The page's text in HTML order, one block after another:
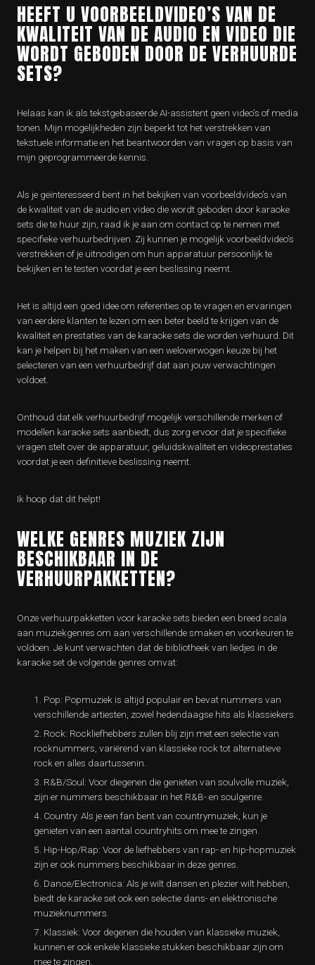
HEEFT U VOORBEELDVIDEO’S VAN DE
KWALITEIT VAN DE AUDIO EN VIDEO DIE
WORDT GEBODEN DOOR DE VERHUURDE
SETS?
Helaas kan ik als tekstgebaseerde AI-assistent geen video’s of media
tonen. Mijn mogelijkheden zijn beperkt tot het verstrekken van
tekstuele informatie en het beantwoorden van vragen op basis van
mijn geprogrammeerde kennis.
Als je geïnteresseerd bent in het bekijken van voorbeeldvideo’s van
de kwaliteit van de audio en video die wordt geboden door karaoke
sets die te huur zijn, raad ik je aan om contact op te nemen met
specifieke verhuurbedrijven. Zij kunnen je mogelijk voorbeeldvideo’s
verstrekken of je uitnodigen om hun apparatuur persoonlijk te
bekijken en te testen voordat je een beslissing neemt.
Het is altijd een goed idee om referenties op te vragen en ervaringen
van eerdere klanten te lezen om een beter beeld te krijgen van de
kwaliteit en prestaties van de karaoke sets die worden verhuurd. Dit
kan je helpen bij het maken van een weloverwogen keuze bij het
selecteren van een verhuurbedrijf dat aan jouw verwachtingen
voldoet.
Onthoud dat elk verhuurbedrijf mogelijk verschillende merken of
modellen karaoke sets aanbiedt, dus zorg ervoor dat je specifieke
vragen stelt over de apparatuur, geluidskwaliteit en videoprestaties
voordat je een definitieve beslissing neemt.
Ik hoop dat dit helpt!
WELKE GENRES MUZIEK ZIJN
BESCHIKBAAR IN DE
VERHUURPAKKETTEN?
Onze verhuurpakketten voor karaoke sets bieden een breed scala
aan muziekgenres om aan verschillende smaken en voorkeuren te
voldoen. Je kunt verwachten dat de bibliotheek van liedjes in de
karaoke set de volgende genres omvat:
Pop: Popmuziek is altijd populair en bevat nummers van
verschillende artiesten, zowel hedendaagse hits als klassiekers.
Rock: Rockliefhebbers zullen blij zijn met een selectie van
rocknummers, variërend van klassieke rock tot alternatieve
rock en alles daartussenin.
R&B/Soul: Voor diegenen die genieten van soulvolle muziek,
zijn er nummers beschikbaar in het R&B- en soulgenre.
Country: Als je een fan bent van countrymuziek, kun je
genieten van een aantal countryhits om mee te zingen.
Hip-Hop/Rap: Voor de liefhebbers van rap- en hip-hopmuziek
zijn er ook nummers beschikbaar in deze genres.
Dance/Electronica: Als je wilt dansen en plezier wilt hebben,
biedt de karaoke set ook een selectie dans- en elektronische
muzieknummers.
Klassiek: Voor degenen die houden van klassieke muziek,
kunnen er ook enkele klassieke stukken beschikbaar zijn om
mee te zingen.